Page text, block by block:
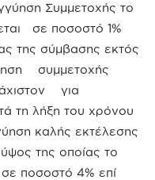
Συμμετοχής το
σε ποσοστό 1%
της σύμβασης εκτός
συμμετοχής
για
λήξη του χρόνου
καλής εκτέλεσης
της οποίας το
ποσοστό 4% επί